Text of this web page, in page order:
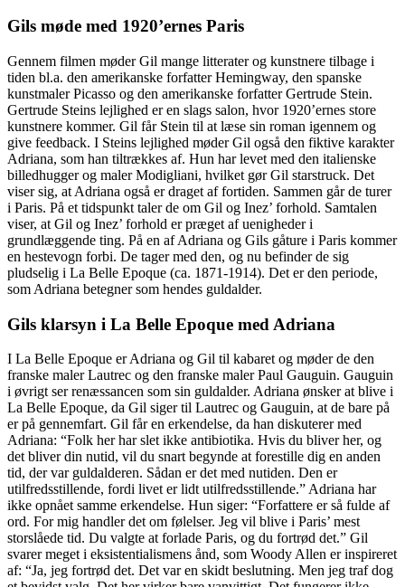
Gils møde med 1920’ernes Paris
Gennem filmen møder Gil mange litterater og kunstnere tilbage i
tiden bl.a. den amerikanske forfatter Hemingway, den spanske
kunstmaler Picasso og den amerikanske forfatter Gertrude Stein.
Gertrude Steins lejlighed er en slags salon, hvor 1920’ernes store
kunstnere kommer. Gil får Stein til at læse sin roman igennem og
give feedback. I Steins lejlighed møder Gil også den fiktive karakter
Adriana, som han tiltrækkes af. Hun har levet med den italienske
billedhugger og maler Modigliani, hvilket gør Gil starstruck. Det
viser sig, at Adriana også er draget af fortiden. Sammen går de turer
i Paris. På et tidspunkt taler de om Gil og Inez’ forhold. Samtalen
viser, at Gil og Inez’ forhold er præget af uenigheder i
grundlæggende ting. På en af Adriana og Gils gåture i Paris kommer
en hestevogn forbi. De tager med den, og nu befinder de sig
pludselig i La Belle Epoque (ca. 1871-1914). Det er den periode,
som Adriana betegner som hendes guldalder.
Gils klarsyn i La Belle Epoque med Adriana
I La Belle Epoque er Adriana og Gil til kabaret og møder de den
franske maler Lautrec og den franske maler Paul Gauguin. Gauguin
i øvrigt ser renæssancen som sin guldalder. Adriana ønsker at blive i
La Belle Epoque, da Gil siger til Lautrec og Gauguin, at de bare på
er på gennemfart. Gil får en erkendelse, da han diskuterer med
Adriana: “Folk her har slet ikke antibiotika. Hvis du bliver her, og
det bliver din nutid, vil du snart begynde at forestille dig en anden
tid, der var guldalderen. Sådan er det med nutiden. Den er
utilfredsstillende, fordi livet er lidt utilfredsstillende.” Adriana har
ikke opnået samme erkendelse. Hun siger: “Forfattere er så fulde af
ord. For mig handler det om følelser. Jeg vil blive i Paris’ mest
storslåede tid. Du valgte at forlade Paris, og du fortrød det.” Gil
svarer meget i eksistentialismens ånd, som Woody Allen er inspireret
af: “Ja, jeg fortrød det. Det var en skidt beslutning. Men jeg traf dog